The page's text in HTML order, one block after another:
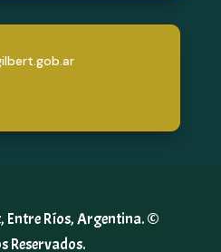
Entre Ríos, Argentina. ©
Reservados.